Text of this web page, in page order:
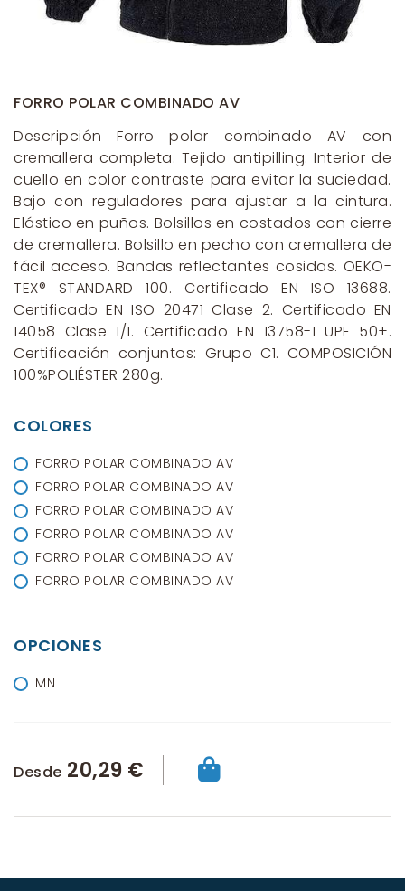
FORRO POLAR COMBINADO AV
Descripción Forro polar combinado AV con
cremallera completa. Tejido antipilling. Interior de
cuello en color contraste para evitar la suciedad.
Bajo con reguladores para ajustar a la cintura.
Elástico en puños. Bolsillos en costados con cierre
de cremallera. Bolsillo en pecho con cremallera de
fácil acceso. Bandas reflectantes cosidas. OEKO-
TEX® STANDARD 100. Certificado EN ISO 13688.
Certificado EN ISO 20471 Clase 2. Certificado EN
14058 Clase 1/1. Certificado EN 13758-1 UPF 50+.
Certificación conjuntos: Grupo C1. COMPOSICIÓN
100%POLIÉSTER 280g.
COLORES
FORRO POLAR COMBINADO AV
FORRO POLAR COMBINADO AV
FORRO POLAR COMBINADO AV
FORRO POLAR COMBINADO AV
FORRO POLAR COMBINADO AV
FORRO POLAR COMBINADO AV
OPCIONES
MN
Desde 20,29 €